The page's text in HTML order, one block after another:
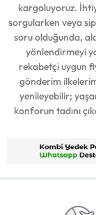
kargoluyoruz.
sorgularken veya
soru olduğunda,
yönlendirmeyi
rekabetçi uygun
gönderim
yenileyebilir;
konforun tadını